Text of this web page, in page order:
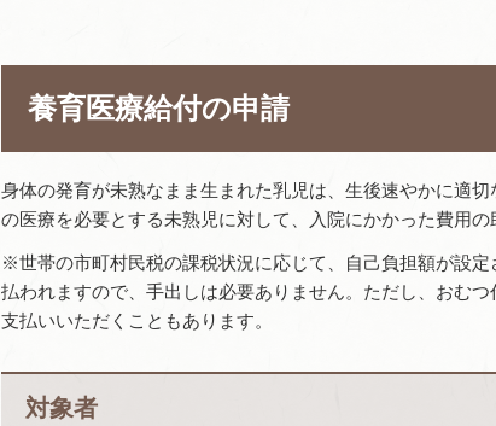
養育医療給付の申請
身体の発育が未熟なまま生まれた乳児は、生後速やかに適
の医療を必要とする未熟児に対して、入院にかかった費用の
※世帯の市町村民税の課税状況に応じて、自己負担額が設
払われますので、手出しは必要ありません。ただし、おむ
支払いいただくこともあります。
対象者